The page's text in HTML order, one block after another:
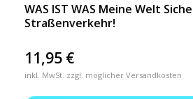
WAS IST WAS Meine Welt
Straßenverkehr!
11,95 €
inkl. MwSt. zzgl. möglicher Versandkosten